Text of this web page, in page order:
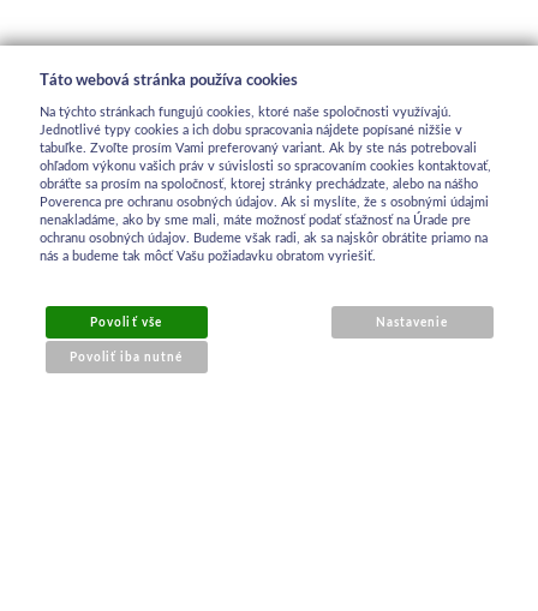
OBCHODNÉ INFORMÁCIE
Obchodné podmienky
Táto webová stránka používa cookies
Na týchto stránkach fungujú cookies, ktoré naše spoločnosti využívajú.
Jednotlivé typy cookies a ich dobu spracovania nájdete popísané nižšie v
tabuľke. Zvoľte prosím Vami preferovaný variant. Ak by ste nás potrebovali
ohľadom výkonu vašich práv v súvislosti so spracovaním cookies kontaktovať,
obráťte sa prosím na spoločnosť, ktorej stránky prechádzate, alebo na nášho
Poverenca pre ochranu osobných údajov. Ak si myslíte, že s osobnými údajmi
nenakladáme, ako by sme mali, máte možnosť podať sťažnosť na Úrade pre
ochranu osobných údajov. Budeme však radi, ak sa najskôr obrátite priamo na
nás a budeme tak môcť Vašu požiadavku obratom vyriešiť.
Povoliť vše
Povoliť iba nutné
Nastavenie